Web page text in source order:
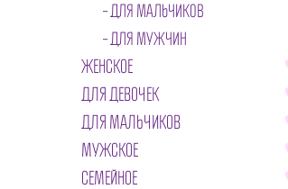
ДЛЯ МАЛЬЧИКОВ
ДЛЯ МУЖЧИН
ЖЕНСКОЕ
ДЛЯ ДЕВОЧЕК
ДЛЯ МАЛЬЧИКОВ
МУЖСКОЕ
СЕМЕЙНОЕ